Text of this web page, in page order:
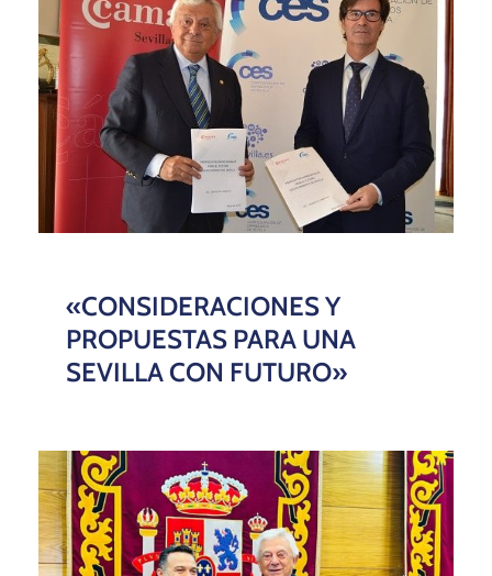
«CONSIDERACIONES Y
PROPUESTAS PARA UNA
SEVILLA CON FUTURO»